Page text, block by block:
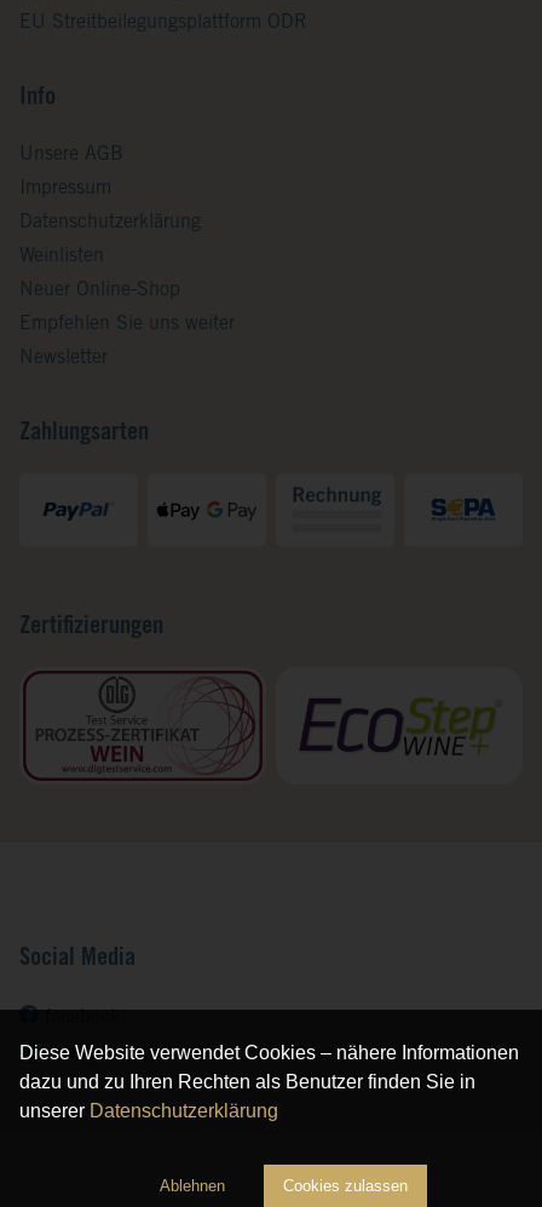
EU Streitbeilegungsplattform ODR
Info
Unsere AGB
Impressum
Datenschutzerklärung
Weinlisten
Neuer Online-Shop
Empfehlen Sie uns weiter
Newsletter
Zahlungsarten
Zertifizierungen
Social Media
instagram
Diese Website verwendet Cookies – nähere Informationen
dazu und zu Ihren Rechten als Benutzer finden Sie in
unserer Datenschutzerklärung
Ablehnen Cookies zulassen